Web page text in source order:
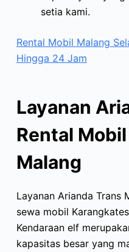
setia kami.
Rental Mobil Malang
Hingga 24 Jam
Layanan
Rental
Malang
Layanan Arianda Trans
sewa mobil
Kendaraan elf
kapasitas besar yang